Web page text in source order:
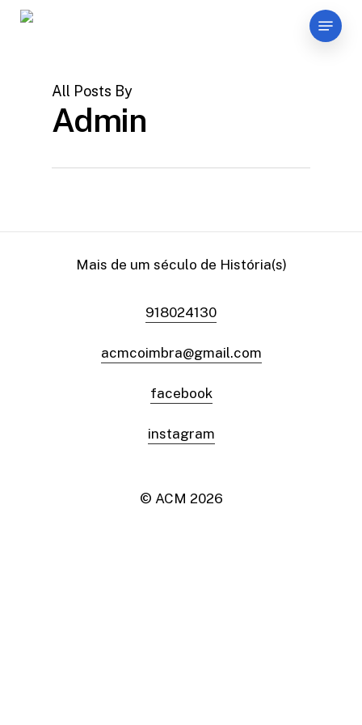
Skip
Menu
All Posts By
Admin
Mais de um século de História(s)
918024130
acmcoimbra@gmail.com
facebook
instagram
© ACM 2026